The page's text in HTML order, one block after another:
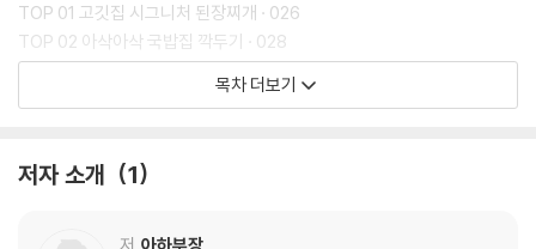
TOP 01 고깃집 시그니처 된장찌개 · 026
TOP 02 아삭아삭 국밥집 깍두기 · 028
TOP 03 화끈한 불맛 짬뽕 · 030
TOP 04 특허출원 초간단 떡볶이 · 032
TOP 07 춘천식 닭갈비 · 038
TOP 09 단짠단짠 간장치킨 · 042
목차 더보기
저자 소개 1